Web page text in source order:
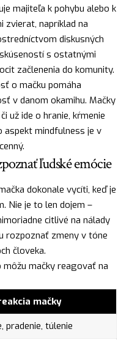
majiteľa k pohybu alebo k
zvierat, napríklad na
diskusných
s ostatnými
začlenenia do komunity.
o mačku pomáha
v danom okamihu. Mačky
už ide o hranie, kŕmenie
aspekt mindfulness je v
ľudské emócie
dokonale vycíti, keď je
Nie je to len dojem –
citlivé na nálady
rozpoznať zmeny v tóne
človeka.
môžu mačky reagovať na
mačky
pradenie, túlenie